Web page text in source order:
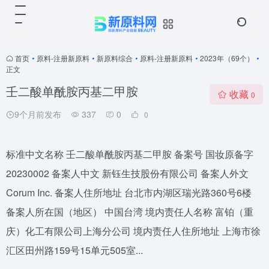
首页 • 原料-注册新原料 • 新原料综合 • 原料-注册新原料 • 2023年（69个）
•
正文
壬二酸单酰胺丙基二甲胺
9个月前发布 337 0 0
收藏 0
标准中文名称 壬二酸单酰胺丙基二甲胺 备案号 国妆原备字
20230002 备案人中文 新钰生技股份有限公司 备案人外文
Corum Inc. 备案人住所地址 台北市内湖区瑞光路360号6楼
备案人所在国（地区） 中国台湾 境内责任人名称 富铂（重
庆）化工有限公司上海分公司 境内责任人住所地址 上海市徐
汇区田州路159号15单元505室...